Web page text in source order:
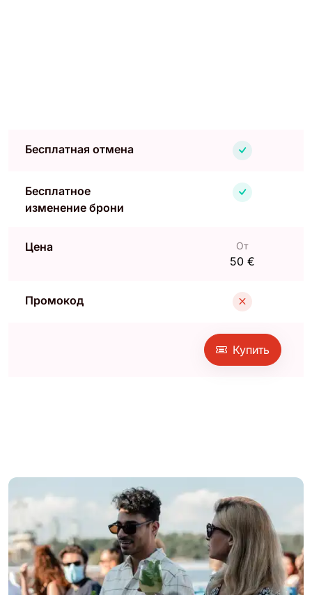
Бесплатная отмена
Бесплатное
изменение брони
Цена От
50 €
Промокод
Купить